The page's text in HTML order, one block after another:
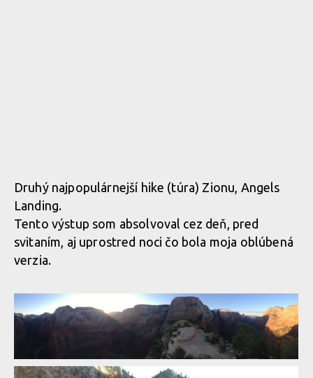
Druhý najpopulárnejší hike (túra) Zionu, Angels
Landing.
Tento výstup som absolvoval cez deň, pred
svitaním, aj uprostred noci čo bola moja oblúbená
verzia.
Po USA dolekop.com s Kopcom #1 - ANGELS 1